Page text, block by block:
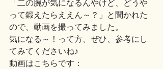
「二の腕が気になるんやけど、どうや
って鍛えたらええん～？」と聞かれた
ので、動画を撮ってみました。
気になる～！って方、ぜひ、参考にし
てみてくださいね♪
動画はこちらです：